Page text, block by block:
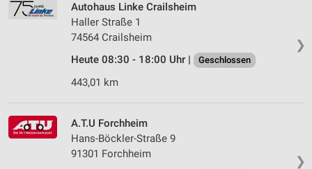
❯
Autohaus Linke Crailsheim
Haller Straße 1
74564 Crailsheim
Heute 08:30 - 18:00 Uhr |
Geschlossen
443,01 km
❯
A.T.U Forchheim
Hans-Böckler-Straße 9
91301 Forchheim